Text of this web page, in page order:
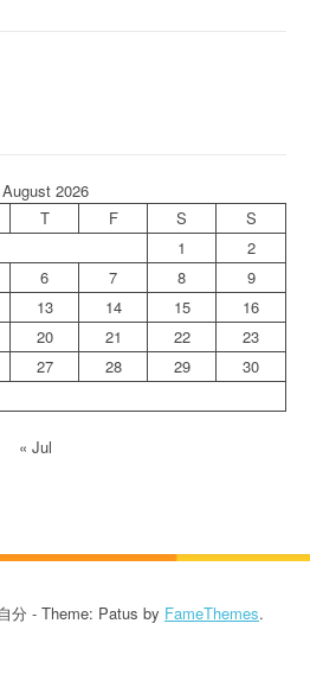
August 2026
T F S
S
1
2
6 7 8
9
13 14 15
16
20 21 22
23
27 28 29
30
« Jul
分 - Theme: Patus by FameThemes.